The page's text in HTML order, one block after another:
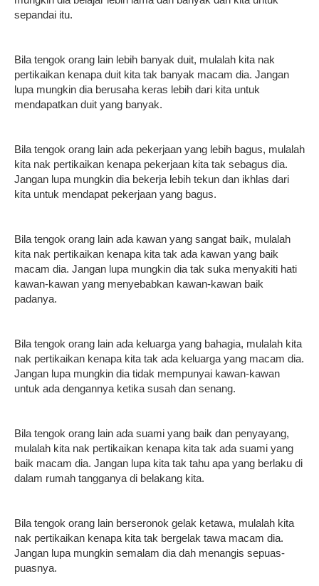
sepandai itu.
Bila tengok orang lain lebih banyak duit, mulalah kita nak
pertikaikan kenapa duit kita tak banyak macam dia. Jangan
lupa mungkin dia berusaha keras lebih dari kita untuk
mendapatkan duit yang banyak.
Bila tengok orang lain ada pekerjaan yang lebih bagus, mulalah
kita nak pertikaikan kenapa pekerjaan kita tak sebagus dia.
Jangan lupa mungkin dia bekerja lebih tekun dan ikhlas dari
kita untuk mendapat pekerjaan yang bagus.
Bila tengok orang lain ada kawan yang sangat baik, mulalah
kita nak pertikaikan kenapa kita tak ada kawan yang baik
macam dia. Jangan lupa mungkin dia tak suka menyakiti hati
kawan-kawan yang menyebabkan kawan-kawan baik
padanya.
Bila tengok orang lain ada keluarga yang bahagia, mulalah kita
nak pertikaikan kenapa kita tak ada keluarga yang macam dia.
Jangan lupa mungkin dia tidak mempunyai kawan-kawan
untuk ada dengannya ketika susah dan senang.
Bila tengok orang lain ada suami yang baik dan penyayang,
mulalah kita nak pertikaikan kenapa kita tak ada suami yang
baik macam dia. Jangan lupa kita tak tahu apa yang berlaku di
dalam rumah tangganya di belakang kita.
Bila tengok orang lain berseronok gelak ketawa, mulalah kita
nak pertikaikan kenapa kita tak bergelak tawa macam dia.
Jangan lupa mungkin semalam dia dah menangis sepuas-
puasnya.